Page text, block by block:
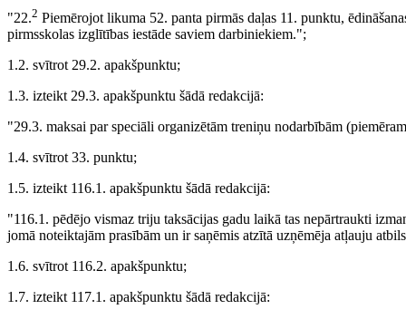
"22.2 Piemērojot likuma 52. panta pirmās daļas 11. punktu,
pirmsskolas izglītības iestāde saviem darbiniekiem.";
1.2. svītrot 29.2. apakšpunktu;
1.3. izteikt 29.3. apakšpunktu šādā redakcijā:
"29.3. maksai par speciāli organizētām treniņu nodarbībām
1.4. svītrot 33. punktu;
1.5. izteikt 116.1. apakšpunktu šādā redakcijā:
"116.1. pēdējo vismaz triju taksācijas gadu laikā tas nepārtraukti
jomā noteiktajām prasībām un ir saņēmis atzītā uzņēmēja atļauju
1.6. svītrot 116.2. apakšpunktu;
1.7. izteikt 117.1. apakšpunktu šādā redakcijā: